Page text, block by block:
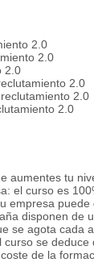
2.0
2.0
2.0
2.0
2.0
2.0
aumentes tu
el curso es
empresa
disponen de
se agota cada
se deduce
de la